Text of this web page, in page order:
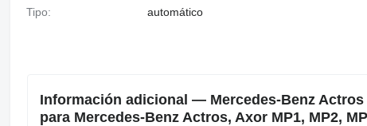
Tipo: automático
Información adicional — Mercedes-Benz Actros
para Mercedes-Benz Actros, Axor MP1, MP2,